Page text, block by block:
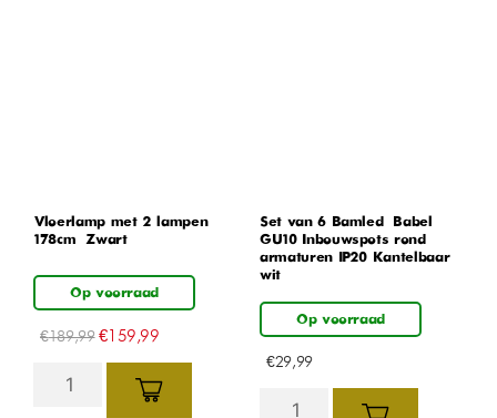
Vloerlamp met 2 lampen –
178cm – Zwart
Op voorraad
€189,99 €159,99
Set van 6 Bamled – Babel
GU10 Inbouwspots rond
armaturen IP20 Kantelbaar
wit
Op voorraad
€29,99